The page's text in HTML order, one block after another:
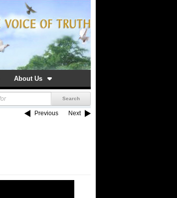
About Us
Previous Next